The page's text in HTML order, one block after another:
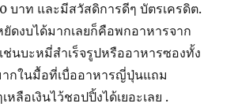
บาท และมีสวัสดิการดีๆ บัตรเครดิต.
ดงบได้มากเลยก็คือพกอาหารจาก
ช่นบะหมี่สำเร็จรูปหรืออาหารซองทั้ง
กในมื้อที่เบื่ออาหารญี่ปุ่นแถม
ลือเงินไว้ชอปปิ้งได้เยอะเลย .